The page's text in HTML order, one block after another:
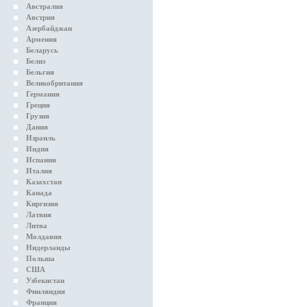
Австралия
Австрия
Азербайджан
Армения
Беларусь
Белиз
Бельгия
Великобритания
Германия
Греция
Грузия
Дания
Израиль
Индия
Испания
Италия
Казахстан
Канада
Киргизия
Латвия
Литва
Молдавия
Нидерланды
Польша
США
Узбекистан
Финляндия
Франция